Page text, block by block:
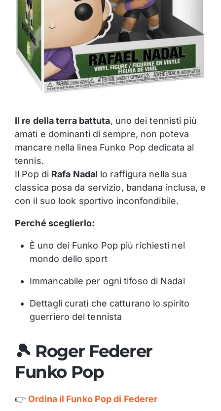
Il re della terra battuta, uno dei tennisti più
amati e dominanti di sempre, non poteva
mancare nella linea Funko Pop dedicata al
tennis.
Il Pop di Rafa Nadal lo raffigura nella sua
classica posa da servizio, bandana inclusa, e
con il suo look sportivo inconfondibile.
Perché sceglierlo:
È uno dei Funko Pop più richiesti nel
mondo dello sport
Immancabile per ogni tifoso di Nadal
Dettagli curati che catturano lo spirito
guerriero del tennista
🎾 Roger Federer
Funko Pop
👉Ordina il Funko Pop di Federer